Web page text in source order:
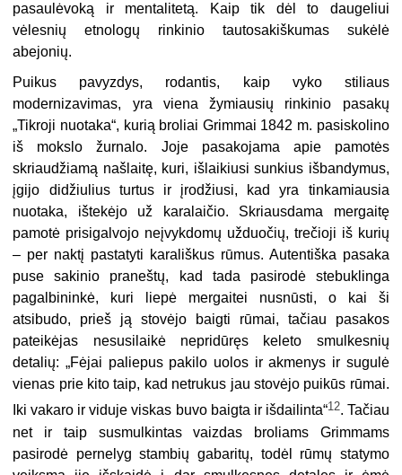
pasaulėvoką ir mentalitetą. Kaip tik dėl to daugeliui
vėlesnių etnologų rinkinio tautosakiškumas sukėlė
abejonių.
Puikus pavyzdys, rodantis, kaip vyko stiliaus
modernizavimas, yra viena žymiausių rinkinio pasakų
„Tikroji nuotaka“, kurią broliai Grimmai 1842 m. pasiskolino
iš mokslo žurnalo. Joje pasakojama apie pamotės
skriaudžiamą našlaitę, kuri, išlaikiusi sunkius išbandymus,
įgijo didžiulius turtus ir įrodžiusi, kad yra tinkamiausia
nuotaka, ištekėjo už karalaičio. Skriausdama mergaitę
pamotė prisigalvojo neįvykdomų užduočių, trečioji iš kurių
– per naktį pastatyti karališkus rūmus. Autentiška pasaka
puse sakinio praneštų, kad tada pasirodė stebuklinga
pagalbininkė, kuri liepė mergaitei nusnūsti, o kai ši
atsibudo, prieš ją stovėjo baigti rūmai, tačiau pasakos
pateikėjas nesusilaikė nepridūręs keleto smulkesnių
detalių: „Fėjai paliepus pakilo uolos ir akmenys ir sugulė
vienas prie kito taip, kad netrukus jau stovėjo puikūs rūmai.
Iki vakaro ir viduje viskas buvo baigta ir išdailinta“12. Tačiau
net ir taip susmulkintas vaizdas broliams Grimmams
pasirodė pernelyg stambių gabaritų, todėl rūmų statymo